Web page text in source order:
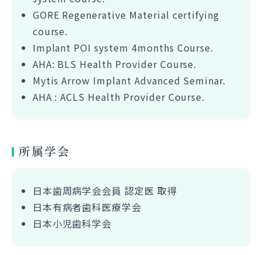
GORE Regenerative Material certifying
course.
Implant POI system 4months Course.
AHA: BLS Health Provider Course.
Mytis Arrow Implant Advanced Seminar.
AHA : ACLS Health Provider Course.
所属学会
日本歯周病学会会員 認定医 取得
日本有病者歯科医療学会
日本小児歯科学会